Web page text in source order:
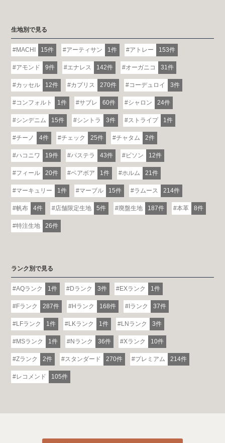
生地別で見る
MACHI 15件 アーティサン 1件 アトレー 153件
アモンド 9件 エナレス 142件 オーガニコ 31件
カッセル 12件 カプリス 270件 コーデュロイ 3件
コンフォルト 1件 サブレ 60件 シャロン 24件
シンデニム 15件 シントラ 3件 ストライプ 1件
チーノ 4件 チェック 25件 チャタム 2件
ハコニワ 19件 パステラ 43件 ビソン 12件
フィール 20件 ベアボア 1件 ホルム 21件
マーキュリー 1件 マーブル 15件 ラムース 214件
帆布 4件 店舗限定生地 5件 廃盤生地 187件 本革 8件
特注生地 26件
ランク別で見る
AQランク 1件 Dランク 3件 EXランク 1件
Fランク 287件 Hランク 168件 Iランク 37件
LFランク 1件 LKランク 1件 LNランク 3件
MSランク 1件 Nランク 36件 Xランク 10件
Zランク 2件 スタンダード 270件 プレミアム 214件
レコメンド 105件